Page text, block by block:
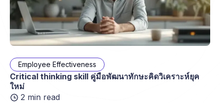
Employee Effectiveness
Critical thinking skill คู่มือพัฒนาทักษะคิดวิเคราะห์ยุค
ใหม่
2 min read